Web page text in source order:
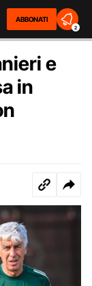
ABBONATI
2
e
in